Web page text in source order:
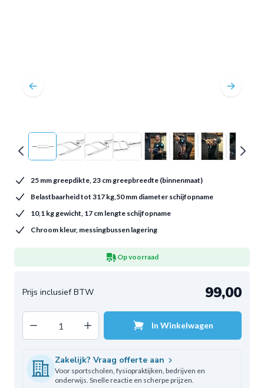
25 mm greepdikte, 23 cm greepbreedte (binnenmaat)
Belastbaarheid tot 317 kg,50 mm diameter schijfopname
10,1 kg gewicht, 17 cm lengte schijfopname
Chroom kleur, messingbussen lagering
Op voorraad
99,00
Decrease quantityIncrease quantityIn Winkelwagen
Zakelijk? Vraag offerte aan
Voor sportscholen, fysiopraktijken, bedrijven en
onderwijs. Snelle reactie en scherpe prijzen.